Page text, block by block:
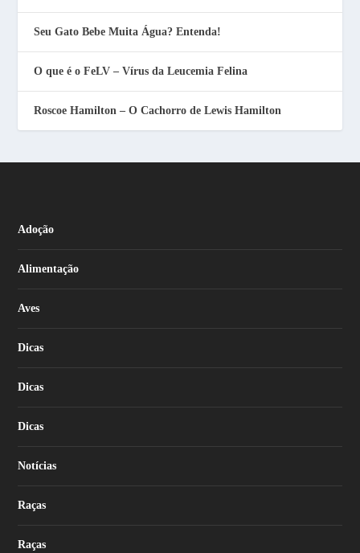
Seu Gato Bebe Muita Água? Entenda!
O que é o FeLV – Vírus da Leucemia Felina
Roscoe Hamilton – O Cachorro de Lewis Hamilton
Adoção
Alimentação
Aves
Dicas
Dicas
Dicas
Notícias
Raças
Raças